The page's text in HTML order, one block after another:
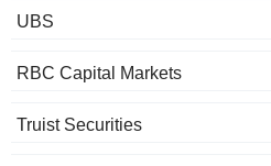
UBS
RBC Capital Markets
Truist Securities